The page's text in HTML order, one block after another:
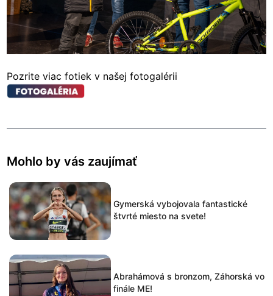
Pozrite viac fotiek v našej fotogalérii
Mohlo by vás zaujímať
Gymerská vybojovala fantastické
štvrté miesto na svete!
Abrahámová s bronzom, Záhorská vo
finále ME!